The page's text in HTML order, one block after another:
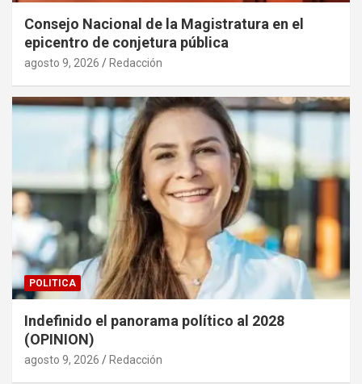
Consejo Nacional de la Magistratura en el
epicentro de conjetura pública
agosto 9, 2026 Redacción
POLITICA
Indefinido el panorama político al 2028
(OPINION)
agosto 9, 2026 Redacción